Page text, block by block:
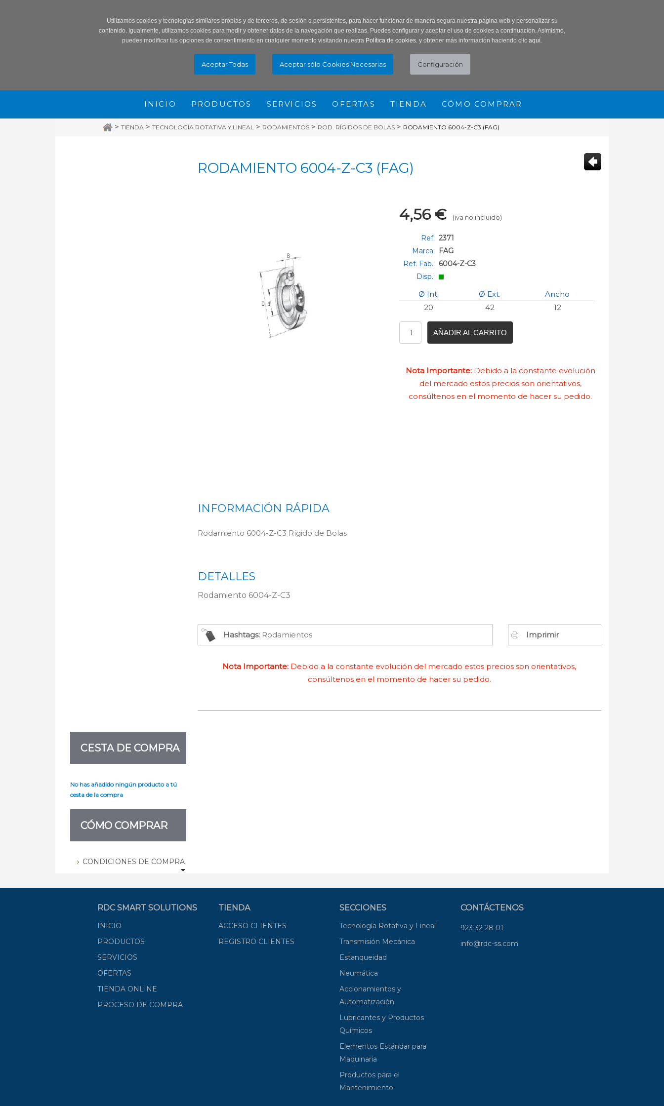
Utilizamos cookies y tecnologías similares propias y de terceros, de sesión o persistentes, para hacer funcionar de manera segura nuestra página web y personalizar su
contenido. Igualmente, utilizamos cookies para medir y obtener datos de la navegación que realizas. Puedes configurar y aceptar el uso de cookies a continuación. Asimismo,
puedes modificar tus opciones de consentimiento en cualquier momento visitando nuestra Política de cookies. y obtener más información haciendo clic aquí.
INICIO PRODUCTOS SERVICIOS OFERTAS TIENDA CÓMO COMPRAR
> TIENDA > TECNOLOGÍA ROTATIVA Y LINEAL > RODAMIENTOS > ROD. RÍGIDOS DE BOLAS > RODAMIENTO 6004-Z-C3 (FAG)
RODAMIENTO 6004-Z-C3 (FAG)
4,56 € (iva no incluido)
Ref:2371
Marca: FAG
Ref. Fab.: 6004-Z-C3
Disp.:
Ø Int. Ø Ext.
Ancho
20
42 12
AÑADIR AL CARRITO
Nota Importante:Debido a la constante evolución
del mercado estos precios son orientativos,
consúltenos en el momento de hacer su pedido.
INFORMACIÓN RÁPIDA
Rodamiento 6004-Z-C3 Rígido de Bolas
DETALLES
Rodamiento 6004-Z-C3
Hashtags: Rodamientos Imprimir
Nota Importante: Debido a la constante evolución del mercado estos precios son orientativos,
consúltenos en el momento de hacer su pedido.
CESTA DE COMPRA
No has añadido ningún producto a tú
cesta de la compra
CÓMO COMPRAR
CONDICIONES DE COMPRA
RDC SMART SOLUTIONS
INICIO
PRODUCTOS
SERVICIOS
OFERTAS
TIENDA ONLINE
PROCESO DE COMPRA
TIENDA
ACCESO CLIENTES
REGISTRO CLIENTES
SECCIONES
Tecnología Rotativa y Lineal
Transmisión Mecánica
Estanqueidad
Neumática
Accionamientos y
Automatización
Lubricantes y Productos
Químicos
Elementos Estándar para
Maquinaria
Productos para el
Mantenimiento
CONTÁCTENOS
923 32 28 01
info@rdc-ss.com